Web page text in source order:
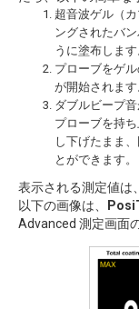
超音波ゲル（
ングされたバ
うに塗布します
プローブをゲ
が開始されます
ダブルビープ
プローブを持
し下げたまま
とができます。
表示される測定値は
以下の画像は、
Advanced 測定画面